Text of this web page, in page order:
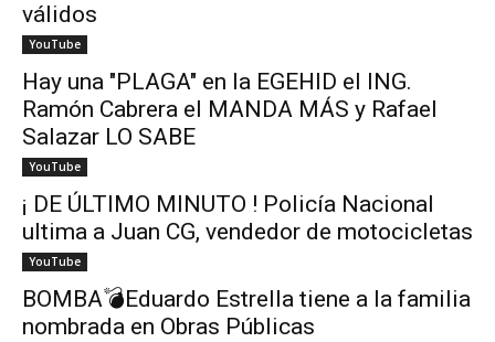
válidos
YouTube
Hay una "PLAGA" en la EGEHID el ING.
Ramón Cabrera el MANDA MÁS y Rafael
Salazar LO SABE
YouTube
¡ DE ÚLTIMO MINUTO ! Policía Nacional
ultima a Juan CG, vendedor de motocicletas
YouTube
BOMBA💣Eduardo Estrella tiene a la familia
nombrada en Obras Públicas